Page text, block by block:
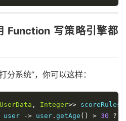
Function 写策略引擎都
分系统”，你可以这样：
UserData , Integer>> scoreRules
user -> user . getAge () > 30 ?